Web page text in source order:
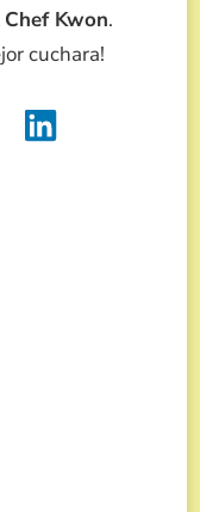
Chef Kwon.
cuchara!